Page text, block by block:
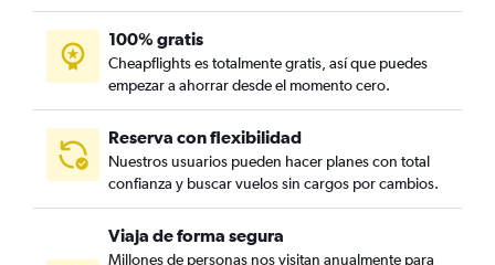
100% gratis
Cheapflights es totalmente gratis, así que puedes
empezar a ahorrar desde el momento cero.
Reserva con flexibilidad
Nuestros usuarios pueden hacer planes con total
confianza y buscar vuelos sin cargos por cambios.
Viaja de forma segura
Millones de personas nos visitan anualmente para